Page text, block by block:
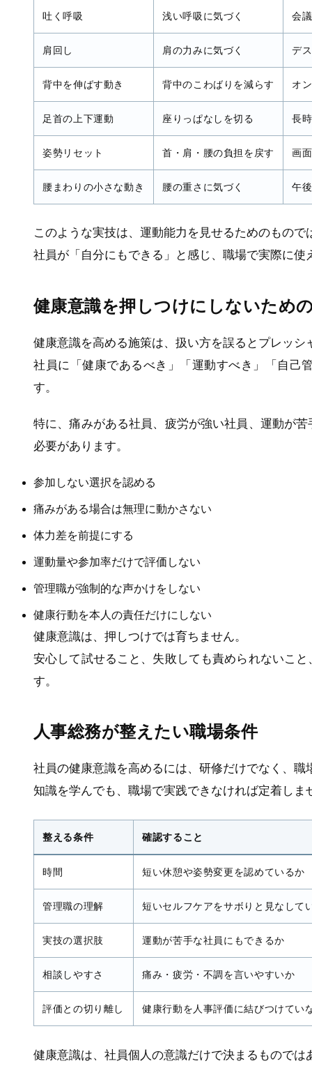
吐く呼吸 浅い呼吸に気づく 会
肩回し 肩の力みに気づく デ
背中を伸ばす動き 背中のこわばりを減らす オ
足首の上下運動 座りっぱなしを切る 長
姿勢リセット 首・肩・腰の負担を戻す 画
腰まわりの小さな動き 腰の重さに気づく 午
このような実技は、運動能力を見せるためのもので
社員が「自分にもできる」と感じ、職場で実際に
健康意識を押しつけにしないため
健康意識を高める施策は、扱い方を誤るとプレッシ
社員に「健康であるべき」「運動すべき」「自己
す。
特に、痛みがある社員、疲労が強い社員、運動が
必要があります。
参加しない選択を認める
痛みがある場合は無理に動かさない
体力差を前提にする
運動量や参加率だけで評価しない
管理職が強制的な声かけをしない
健康行動を本人の責任だけにしない
健康意識は、押しつけでは育ちません。
安心して試せること、失敗しても責められないこ
す。
人事総務が整えたい職場条件
社員の健康意識を高めるには、研修だけでなく、
知識を学んでも、職場で実践できなければ定着しま
整える条件 確認すること
時間 短い休憩や姿勢変更を認めているか
管理職の理解 短いセルフケアをサボりと見なして
実技の選択肢 運動が苦手な社員にもできるか
相談しやすさ 痛み・疲労・不調を言いやすいか
評価との切り離し 健康行動を人事評価に結びつけてい
健康意識は、社員個人の意識だけで決まるものでは